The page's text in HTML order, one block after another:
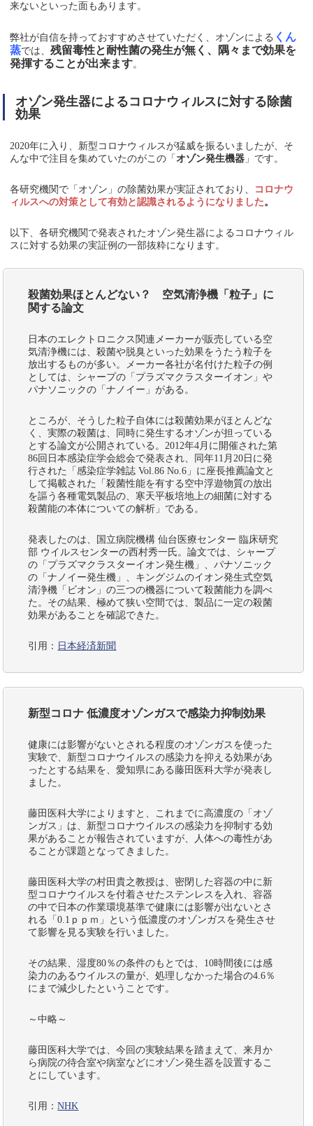
来ないといった面もあります。
弊社が自信を持っておすすめさせていただく、オゾンによる くん
蒸では、残留毒性と耐性菌の発生が無く、隅々まで効果を
発揮することが出来ます。
オゾン発生器によるコロナウィルスに対する除菌
効果
2020年に入り、新型コロナウィルスが猛威を振るいましたが、そ
んな中で注目を集めていたのがこの「オゾン発生機器 」です。
各研究機関で「オゾン」の除菌効果が実証されており、
コロナウ
ィルスへの対策として有効と認識されるようになりました。
以下、各研究機関で発表されたオゾン発生器によるコロナウィル
スに対する効果の実証例の一部抜粋になります。
殺菌効果ほとんどない？ 空気清浄機「粒子」に
関する論文
日本のエレクトロニクス関連メーカーが販売している空
気清浄機には、殺菌や脱臭といった効果をうたう粒子を
放出するものが多い。メーカー各社が名付けた粒子の例
としては、シャープの「プラズマクラスターイオン」や
パナソニックの「ナノイー」がある。
ところが、そうした粒子自体には殺菌効果がほとんどな
く、実際の殺菌は、同時に発生するオゾンが担っている
とする論文が公開されている。2012年4月に開催された第
86回日本感染症学会総会で発表され、同年11月20日に発
行された「感染症学雑誌 Vol.86 No.6」に座長推薦論文と
して掲載された「殺菌性能を有する空中浮遊物質の放出
を謳う各種電気製品の、寒天平板培地上の細菌に対する
殺菌能の本体についての解析」である。
発表したのは、国立病院機構 仙台医療センター 臨床研究
部 ウイルスセンターの西村秀一氏。論文では、シャープ
の「プラズマクラスターイオン発生機」、パナソニック
の「ナノイー発生機」、キングジムのイオン発生式空気
清浄機「ビオン」の三つの機器について殺菌能力を調べ
た。その結果、極めて狭い空間では、製品に一定の殺菌
効果があることを確認できた。
引用： 日本経済新聞
新型コロナ 低濃度オゾンガスで感染力抑制効果
健康には影響がないとされる程度のオゾンガスを使った
実験で、新型コロナウイルスの感染力を抑える効果があ
ったとする結果を、愛知県にある藤田医科大学が発表し
ました。
藤田医科大学によりますと、これまでに高濃度の「オゾ
ンガス」は、新型コロナウイルスの感染力を抑制する効
果があることが報告されていますが、人体への毒性があ
ることが課題となってきました。
藤田医科大学の村田貴之教授は、密閉した容器の中に新
型コロナウイルスを付着させたステンレスを入れ、容器
の中で日本の作業環境基準で健康には影響が出ないとさ
れる「0.1ｐｐｍ」という低濃度のオゾンガスを発生させ
て影響を見る実験を行いました。
その結果、湿度80％の条件のもとでは、10時間後には感
染力のあるウイルスの量が、処理しなかった場合の4.6％
にまで減少したということです。
～中略～
藤田医科大学では、今回の実験結果を踏まえて、来月か
ら病院の待合室や病室などにオゾン発生器を設置するこ
とにしています。
引用：NHK